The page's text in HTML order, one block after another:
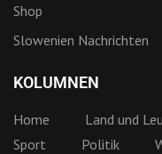
Shop
Slowenien Nachrichten
KOLUMNEN
Home Land und
Sport
Politik